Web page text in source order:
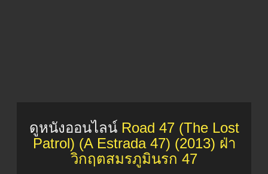
ดูหนังออนไลน์ Road 47 (The Lost
Patrol) (A Estrada 47) (2013) ฝ่า
วิกฤตสมรภูมินรก 47